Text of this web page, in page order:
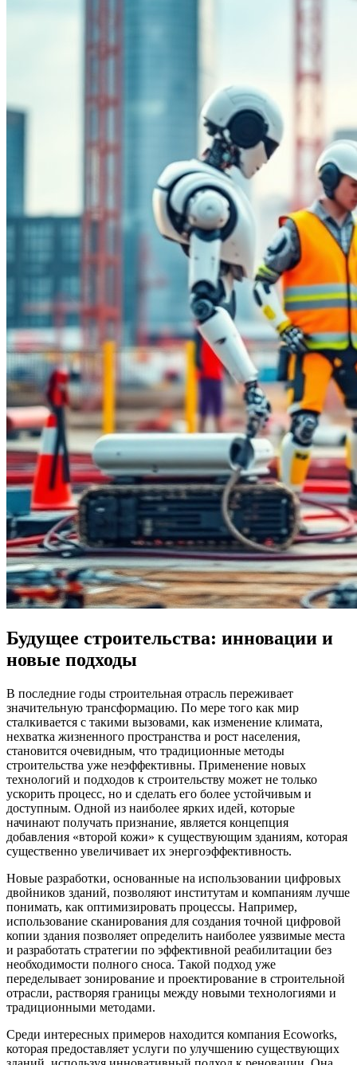
Будущее строительства: инновации и
новые подходы
В последние годы строительная отрасль переживает
значительную трансформацию. По мере того как мир
сталкивается с такими вызовами, как изменение климата,
нехватка жизненного пространства и рост населения,
становится очевидным, что традиционные методы
строительства уже неэффективны. Применение новых
технологий и подходов к строительству может не только
ускорить процесс, но и сделать его более устойчивым и
доступным. Одной из наиболее ярких идей, которые
начинают получать признание, является концепция
добавления «второй кожи» к существующим зданиям, которая
существенно увеличивает их энергоэффективность.
Новые разработки, основанные на использовании цифровых
двойников зданий, позволяют институтам и компаниям лучше
понимать, как оптимизировать процессы. Например,
использование сканирования для создания точной цифровой
копии здания позволяет определить наиболее уязвимые места
и разработать стратегии по эффективной реабилитации без
необходимости полного сноса. Такой подход уже
переделывает зонирование и проектирование в строительной
отрасли, растворяя границы между новыми технологиями и
традиционными методами.
Среди интересных примеров находится компания Ecoworks,
которая предоставляет услуги по улучшению существующих